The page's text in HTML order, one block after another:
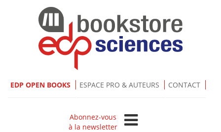
EDP OPEN BOOKS ESPACE PRO & AUTEURS CONTACT
Abonnez-vous
à la newsletter